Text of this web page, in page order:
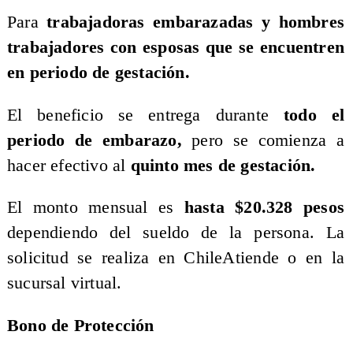
Paratrabajadoras embarazadas y hombres
trabajadores con esposas que se encuentren
en periodo de gestación.
El beneficio se entrega durante todo el
periodo de embarazo, pero se comienza a
hacer efectivo al quinto mes de gestación.
El monto mensual es hasta $20.328 pesos
dependiendo del sueldo de la persona. La
solicitud se realiza en ChileAtiende o en la
sucursal virtual.
Bono de Protección